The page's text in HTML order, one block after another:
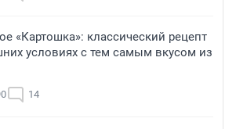
«Картошка»: классический рецепт
условиях с тем самым вкусом из
14